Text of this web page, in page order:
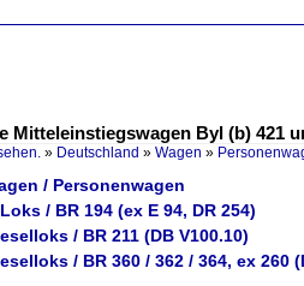
Mitteleinstiegswagen Byl (b) 421
» Deutschland » Wagen »
/ Personenwagen
/ BR 194 (ex E 94, DR 254)
/ BR 211 (DB V100.10)
/ BR 360 / 362 / 364, ex 260